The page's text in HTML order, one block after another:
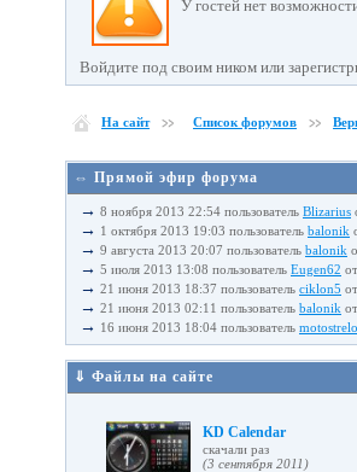
У гостей нет
Войдите под своим ником или
На сайт Список форумов
⇔ Прямой эфир форума
→ 8 ноября 2013 22:54 пользователь Blizarius
→ 1 октября 2013 19:03 пользователь balonik
→ 9 августа 2013 20:07 пользователь balonik
→ 5 июля 2013 13:08 пользователь Eugen62
→ 21 июня 2013 18:37 пользователь ciklon5
→ 21 июня 2013 02:11 пользователь balonik
→ 16 июня 2013 18:04 пользователь
⇓ Файлы на сайте
KD Calendar
cкачали раз
(3 сентября 2011)